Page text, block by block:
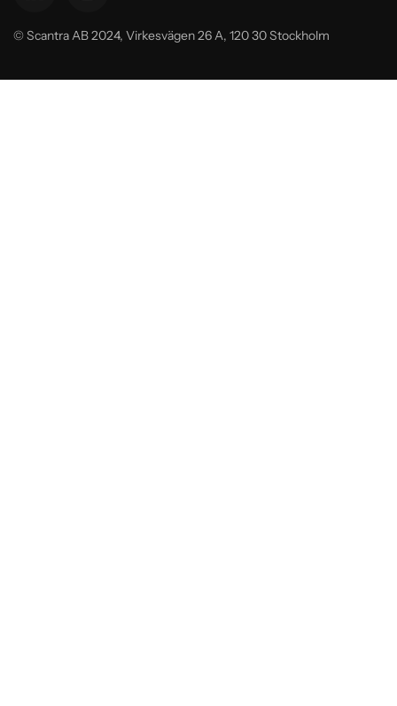
© Scantra AB 2024, Virkesvägen 26 A, 120 30 Stockholm